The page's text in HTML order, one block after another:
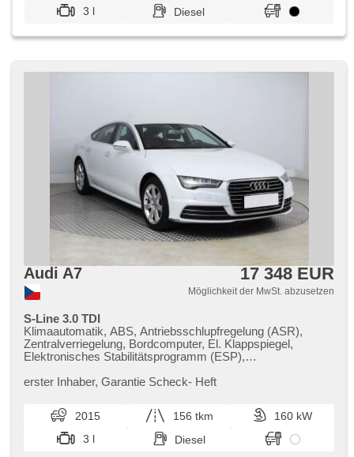
3 l
Diesel
Audi A7 17 348 EUR
Möglichkeit der MwSt. abzusetzen
S-Line 3.0 TDI
Klimaautomatik, ABS, Antriebsschlupfregelung (ASR),
Zentralverriegelung, Bordcomputer, El. Klappspiegel,
Elektronisches Stabilitätsprogramm (ESP),
Scheibenwischersensor, starten per Taste,
Servolenkung, El. Seitenscheiben, Autoradio,
Automatikgetriebe, Antrieb 4x4
erster Inhaber,​ Garantie Scheck​- Heft
2015 156 tkm
160 kW
3 l
Diesel